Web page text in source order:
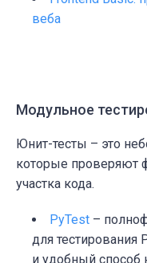
веба
Модульное
Юнит-тесты – это
которые проверяют
участка кода.
PyTest –
для тестирования
и удобный способ